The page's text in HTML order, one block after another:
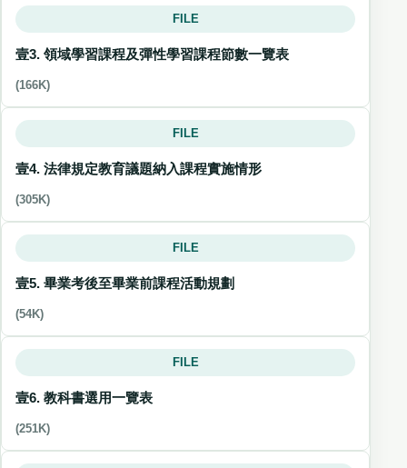
FILE
壹3. 領域學習課程及彈性學習課程節數一覽表
(166K)
FILE
壹4. 法律規定教育議題納入課程實施情形
(305K)
FILE
壹5. 畢業考後至畢業前課程活動規劃
(54K)
FILE
壹6. 教科書選用一覽表
(251K)